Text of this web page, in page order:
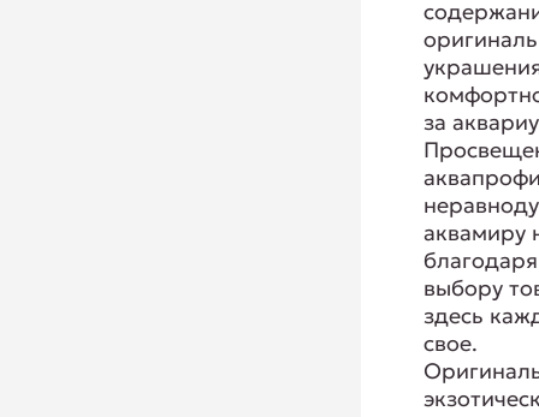
за
аквамиру
выбору
здесь
свое.